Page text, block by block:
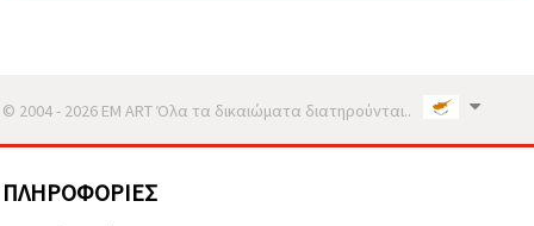
© 2004 - 2026 EM ART Όλα τα δικαιώματα διατηρούνται..
ΠΛΗΡΟΦΟΡΊΕΣ